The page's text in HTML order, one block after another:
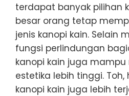
terdapat banyak pilihan
besar orang tetap
jenis kanopi kain. Selain
fungsi perlindungan
kanopi kain juga
estetika lebih tinggi.
kanopi kain juga lebih